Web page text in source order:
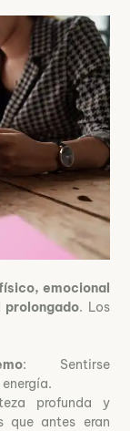
emocional
. Los
: Sentirse
profunda y
que antes eran